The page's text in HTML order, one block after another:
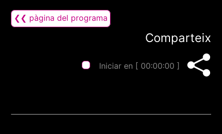
❮❮ pàgina del programa
Comparteix
Iniciar en [ 00:00:00 ]